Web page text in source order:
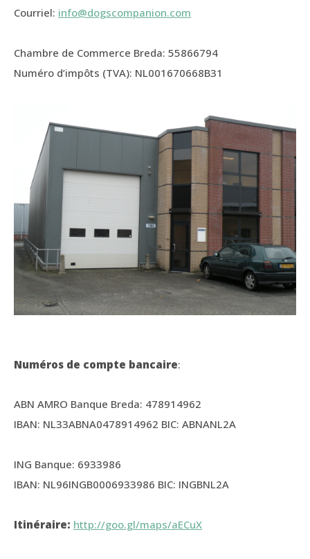
Courriel: info@dogscompanion.com
Chambre de Commerce Breda: 55866794
Numéro d’impôts (TVA): NL001670668B31
Numéros de compte bancaire:
ABN AMRO Banque Breda: 478914962
IBAN: NL33ABNA0478914962 BIC: ABNANL2A
ING Banque: 6933986
IBAN: NL96INGB0006933986 BIC: INGBNL2A
Itinéraire: http://goo.gl/maps/aECuX